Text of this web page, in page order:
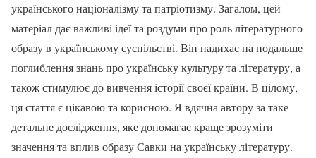
українського націоналізму та патріотизму. Загалом, цей
матеріал дає важливі ідеї та роздуми про роль літературного
образу в українському суспільстві. Він надихає на подальше
поглиблення знань про українську культуру та літературу, а
також стимулює до вивчення історії своєї країни. В цілому,
ця стаття є цікавою та корисною. Я вдячна автору за таке
детальне дослідження, яке допомагає краще зрозуміти
значення та вплив образу Савки на українську літературу.